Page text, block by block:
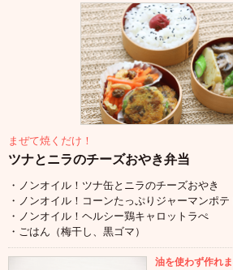
まぜて焼くだけ！
ツナとニラのチーズおやき弁当
・ノンオイル！ツナ缶とニラのチーズおやき
・ノンオイル！コーンたっぷりジャーマンポテ
・ノンオイル！ヘルシー鶏キャロットラぺ
・ごはん（梅干し、黒ゴマ）
油を使わず作れま